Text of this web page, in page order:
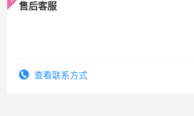
售后客服
查看联系方式